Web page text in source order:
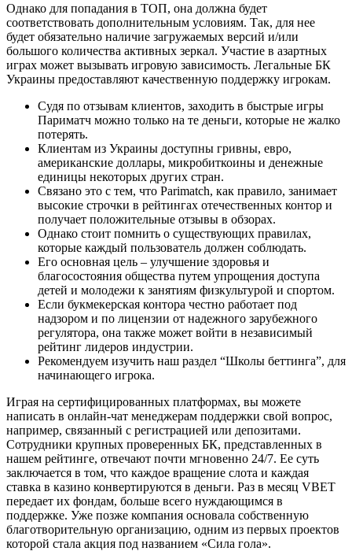
Однако для попадания в ТОП, она должна будет
соответствовать дополнительным условиям. Так, для нее
будет обязательно наличие загружаемых версий и/или
большого количества активных зеркал. Участие в азартных
играх может вызывать игровую зависимость. Легальные БК
Украины предоставляют качественную поддержку игрокам.
Судя по отзывам клиентов, заходить в быстрые игры
Париматч можно только на те деньги, которые не жалко
потерять.
Клиентам из Украины доступны гривны, евро,
американские доллары, микробиткоины и денежные
единицы некоторых других стран.
Связано это с тем, что Parimatch, как правило, занимает
высокие строчки в рейтингах отечественных контор и
получает положительные отзывы в обзорах.
Однако стоит помнить о существующих правилах,
которые каждый пользователь должен соблюдать.
Его основная цель – улучшение здоровья и
благосостояния общества путем упрощения доступа
детей и молодежи к занятиям физкультурой и спортом.
Если букмекерская контора честно работает под
надзором и по лицензии от надежного зарубежного
регулятора, она также может войти в независимый
рейтинг лидеров индустрии.
Рекомендуем изучить наш раздел “Школы беттинга”, для
начинающего игрока.
Играя на сертифицированных платформах, вы можете
написать в онлайн-чат менеджерам поддержки свой вопрос,
например, связанный с регистрацией или депозитами.
Сотрудники крупных проверенных БК, представленных в
нашем рейтинге, отвечают почти мгновенно 24/7. Ее суть
заключается в том, что каждое вращение слота и каждая
ставка в казино конвертируются в деньги. Раз в месяц VBET
передает их фондам, больше всего нуждающимся в
поддержке. Уже позже компания основала собственную
благотворительную организацию, одним из первых проектов
которой стала акция под названием «Сила гола».